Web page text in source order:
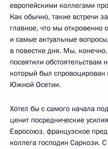
европейскими коллегами
Как обычно, такие встречи
главное, что мы
и самые актуальные
в повестке дня. Мы,
посвятили обстоятельствам
который был спровоцирован
Южной Осетии.
Хотел бы с самого начала
ценит посреднические
Евросоюз, французское
коллега господин Саркози.